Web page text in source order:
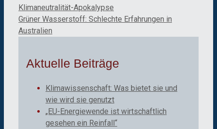
Klimaneutralität-Apokalypse
Grüner Wasserstoff: Schlechte Erfahrungen in
Australien
Aktuelle Beiträge
Klimawissenschaft: Was bietet sie und
wie wird sie genutzt
„EU-Energiewende ist wirtschaftlich
gesehen ein Reinfall“